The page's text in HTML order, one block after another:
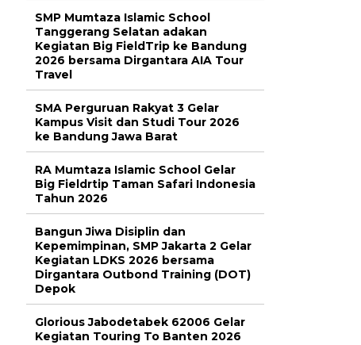
SMP Mumtaza Islamic School
Tanggerang Selatan adakan
Kegiatan Big FieldTrip ke Bandung
2026 bersama Dirgantara AIA Tour
Travel
SMA Perguruan Rakyat 3 Gelar
Kampus Visit dan Studi Tour 2026
ke Bandung Jawa Barat
RA Mumtaza Islamic School Gelar
Big Fieldrtip Taman Safari Indonesia
Tahun 2026
Bangun Jiwa Disiplin dan
Kepemimpinan, SMP Jakarta 2 Gelar
Kegiatan LDKS 2026 bersama
Dirgantara Outbond Training (DOT)
Depok
Glorious Jabodetabek 62006 Gelar
Kegiatan Touring To Banten 2026